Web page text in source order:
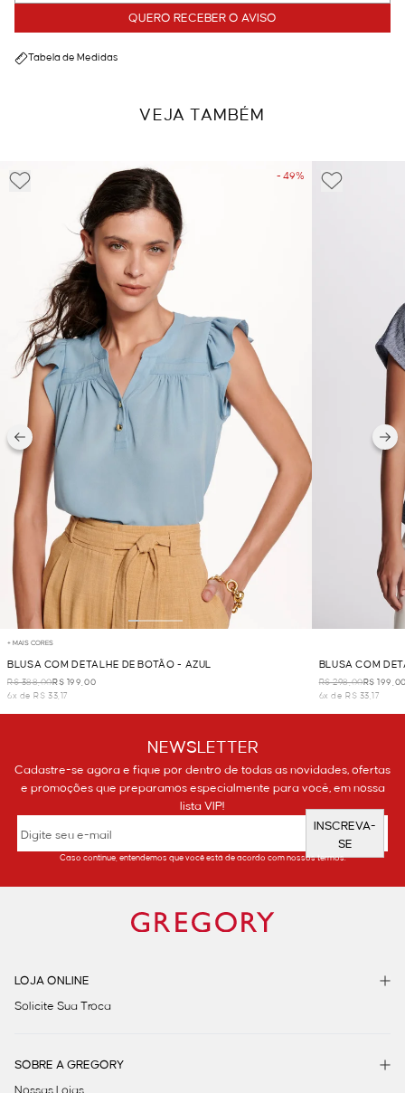
QUERO RECEBER O AVISO
Tabela de Medidas
VEJA TAMBÉM
- 49%
+ MAIS CORES
BLUSA COM DETALHE DE BOTÃO - AZUL
R$ 388,00R$ 199,00
6x de R$ 33,17
BLUSA COM
R$ 298,00R$
6x de R$ 33,17
NEWSLETTER
Cadastre-se agora e fique por dentro de todas as novidades, ofertas
e promoções que preparamos especialmente para você, em nossa
lista VIP!
INSCREVA-
SE
Caso continue, entendemos que você está de acordo com nossos termos.
LOJA ONLINE
Solicite Sua Troca
SOBRE A GREGORY